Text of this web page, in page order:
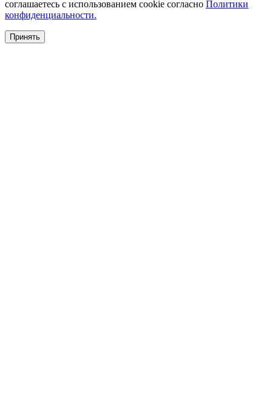
соглашаетесь с использованием cookie согласно Политики
конфиденциальности.
Принять